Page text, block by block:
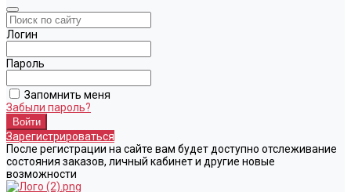
Логин
Пароль
Запомнить меня
Забыли пароль?
Зарегистрироваться
После регистрации на сайте вам будет доступно отслеживание
состояния заказов, личный кабинет и другие новые
возможности